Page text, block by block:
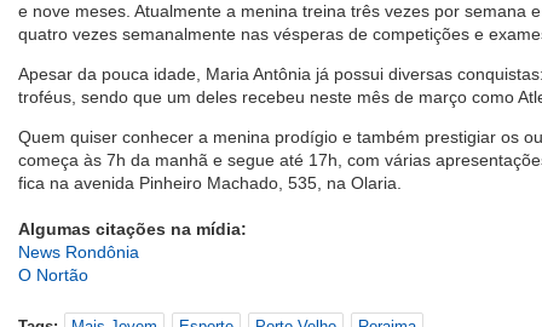
e nove meses. Atualmente a menina treina três vezes por semana
quatro vezes semanalmente nas vésperas de competições e
Apesar da pouca idade, Maria Antônia já possui diversas
troféus, sendo que um deles recebeu neste mês de março como
Quem quiser conhecer a menina prodígio e também prestigiar os
começa às 7h da manhã e segue até 17h, com várias
fica na avenida Pinheiro Machado, 535, na Olaria.
Algumas citações na mídia:
News Rondônia
O Nortão